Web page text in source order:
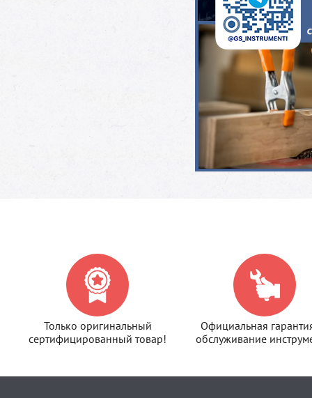
Только оригинальный
сертифицированный товар!
Официальная
обслуживание